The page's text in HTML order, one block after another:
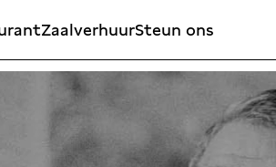
ZaalverhuurSteun ons